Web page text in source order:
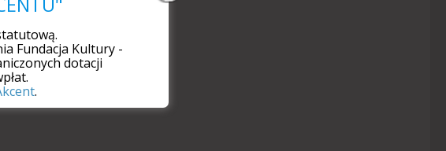
Fundacja Kultury -
dotacji
.